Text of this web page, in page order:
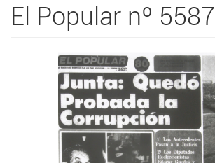
El Popular nº 5587